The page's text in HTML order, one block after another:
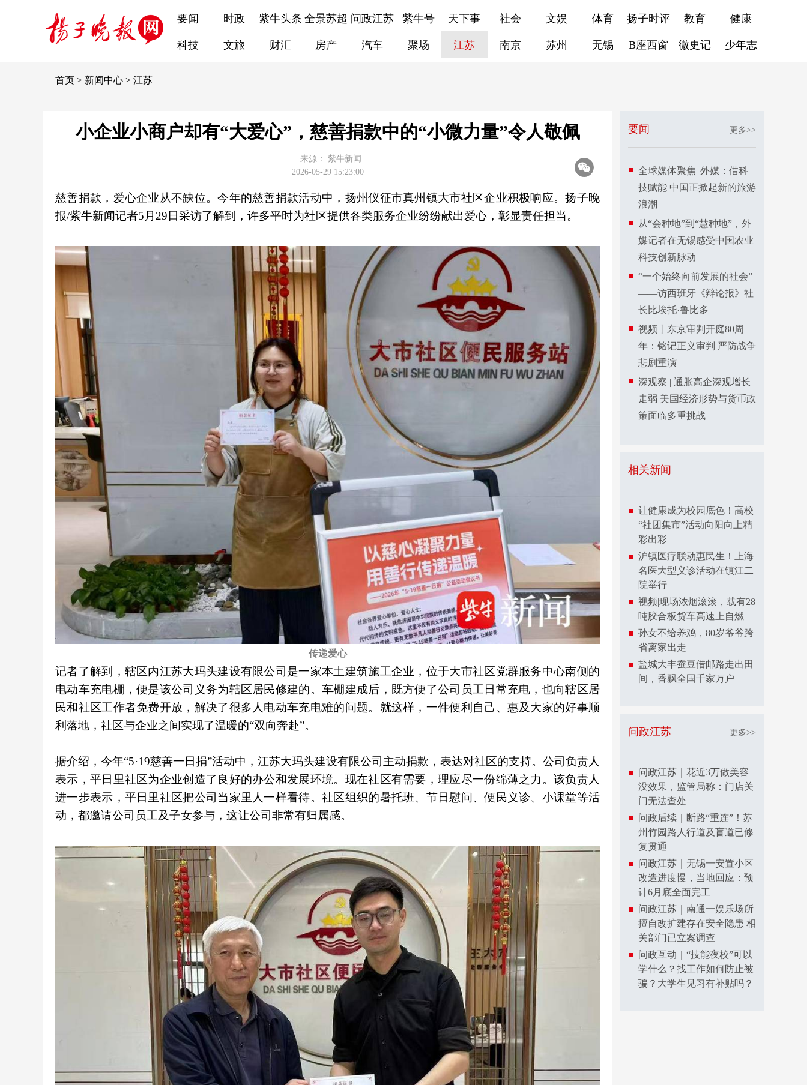
要闻 时政 紫牛头条 全景苏超 问政江苏 紫牛号 天下事 社会 文娱 体育 扬子时评 教育 健康
科技 文旅 财汇 房产 汽车 聚场 江苏 南京 苏州 无锡 B座西窗 微史记 少年志
首页 > 新闻中心 > 江苏
小企业小商户却有“大爱心”，慈善捐款中的“小微力量”令人敬佩
来源：
紫牛新闻
2026-05-29 15:23:00
慈善捐款，爱心企业从不缺位。今年的慈善捐款活动中，扬州仪征市真州镇大市社区企业积极响应。扬子晚
报/紫牛新闻记者5月29日采访了解到，许多平时为社区提供各类服务企业纷纷献出爱心，彰显责任担当。
传递爱心
记者了解到，辖区内江苏大玛头建设有限公司是一家本土建筑施工企业，位于大市社区党群服务中心南侧的
电动车充电棚，便是该公司义务为辖区居民修建的。车棚建成后，既方便了公司员工日常充电，也向辖区居
民和社区工作者免费开放，解决了很多人电动车充电难的问题。就这样，一件便利自己、惠及大家的好事顺
利落地，社区与企业之间实现了温暖的“双向奔赴”。
据介绍，今年“5·19慈善一日捐”活动中，江苏大玛头建设有限公司主动捐款，表达对社区的支持。公司负责人
表示，平日里社区为企业创造了良好的办公和发展环境。现在社区有需要，理应尽一份绵薄之力。该负责人
进一步表示，平日里社区把公司当家里人一样看待。社区组织的暑托班、节日慰问、便民义诊、小课堂等活
动，都邀请公司员工及子女参与，这让公司非常有归属感。
要闻 更多>>
全球媒体聚焦| 外媒：借科
技赋能 中国正掀起新的旅游
浪潮
从“会种地”到“慧种地”，外
媒记者在无锡感受中国农业
科技创新脉动
“一个始终向前发展的社会”
——访西班牙《辩论报》社
长比埃托·鲁比多
视频丨东京审判开庭80周
年：铭记正义审判 严防战争
悲剧重演
深观察 | 通胀高企深观增长
走弱 美国经济形势与货币政
策面临多重挑战
相关新闻
让健康成为校园底色！高校
“社团集市”活动向阳向上精
彩出彩
沪镇医疗联动惠民生！上海
名医大型义诊活动在镇江二
院举行
视频|现场浓烟滚滚，载有28
吨胶合板货车高速上自燃
孙女不给养鸡，80岁爷爷跨
省离家出走
盐城大丰蚕豆借邮路走出田
间，香飘全国千家万户
问政江苏 更多>>
问政江苏｜花近3万做美容
没效果，监管局称：门店关
门无法查处
问政后续｜断路“重连”！苏
州竹园路人行道及盲道已修
复贯通
问政江苏｜无锡一安置小区
改造进度慢，当地回应：预
计6月底全面完工
问政江苏｜南通一娱乐场所
擅自改扩建存在安全隐患 相
关部门已立案调查
问政互动｜“技能夜校”可以
学什么？找工作如何防止被
骗？大学生见习有补贴吗？